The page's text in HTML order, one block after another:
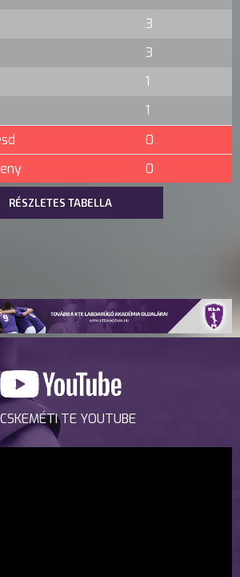
3
3
1
1
0
0
RÉSZLETES TABELLA
TE YOUTUBE